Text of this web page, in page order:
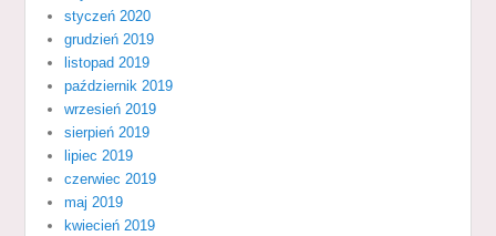
styczeń 2020
grudzień 2019
listopad 2019
październik 2019
wrzesień 2019
sierpień 2019
lipiec 2019
czerwiec 2019
maj 2019
kwiecień 2019